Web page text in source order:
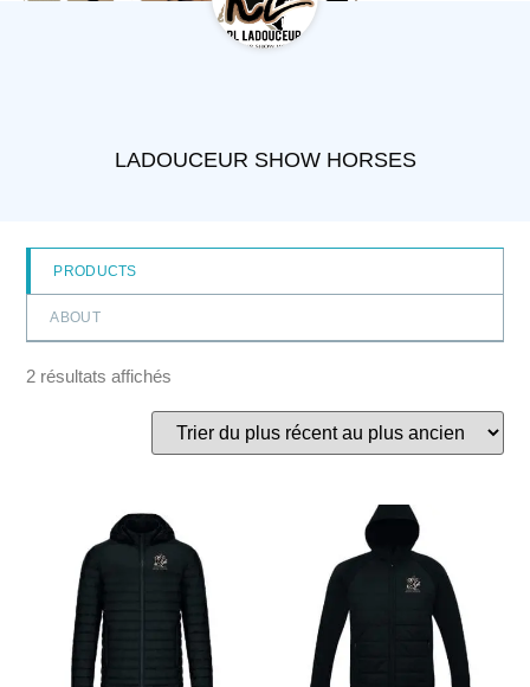
LADOUCEUR SHOW HORSES
PRODUCTS
ABOUT
2 résultats affichés